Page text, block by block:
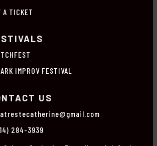
A TICKET
IMPROV FESTIVAL
US
284-3939